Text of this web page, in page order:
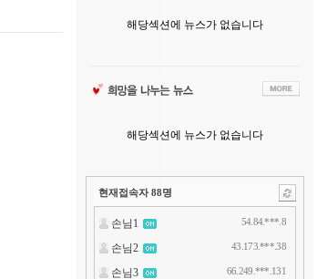
해당섹션에 뉴스가 없습니다
해당섹션에 뉴스가 없습니다
현재접속자 88명